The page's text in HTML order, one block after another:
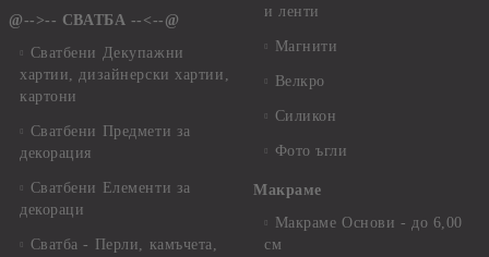
@-->-- СВАТБА --<--@
Сватбени Декупажни
хартии, дизайнерски хартии,
картони
Сватбени Предмети за
декорация
Сватбени Елементи за
декораци
Сватба - Перли, камъчета,
и ленти
Магнити
Велкро
Силикон
Фото ъгли
Макраме
Макраме Основи - до 6,00
см